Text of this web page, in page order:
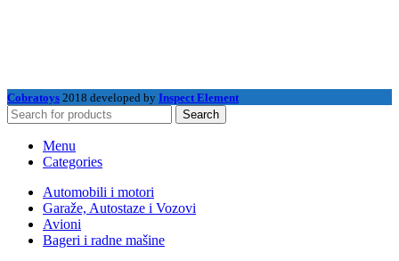
Cobratoys 2018 developed by Inspect Element
Search
Menu
Categories
Automobili i motori
Garaže, Autostaze i Vozovi
Avioni
Bageri i radne mašine